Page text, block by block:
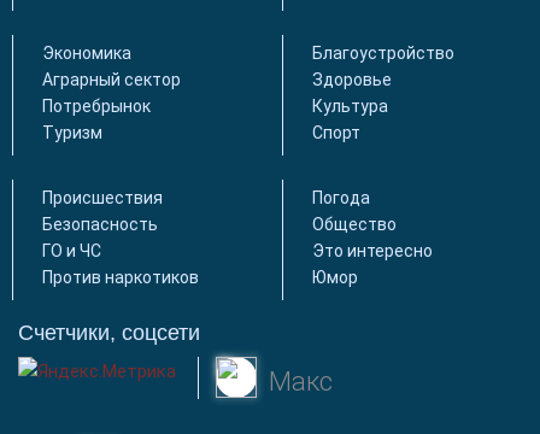
Экономика
Аграрный сектор
Потребрынок
Туризм
Благоустройство
Здоровье
Культура
Спорт
Происшествия
Безопасность
ГО и ЧС
Против наркотиков
Погода
Общество
Это интересно
Юмор
Счетчики, соцсети
Макс